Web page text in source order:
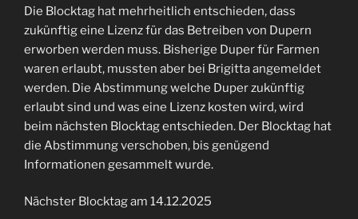
Die Blocktag hat mehrheitlich entschieden, dass
zukünftig eine Lizenz für das Betreiben von Dupern
erworben werden muss. Bisherige Duper für Farmen
waren erlaubt, mussten aber bei Brigitta angemeldet
werden. Die Abstimmung welche Duper zukünftig
erlaubt sind und was eine Lizenz kosten wird, wird
beim nächsten Blocktag entschieden. Der Blocktag hat
die Abstimmung verschoben, bis genügend
Informationen gesammelt wurde.
Nächster Blocktag am 14.12.2025